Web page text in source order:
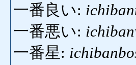
一番良い:
一番悪い:
一番星: